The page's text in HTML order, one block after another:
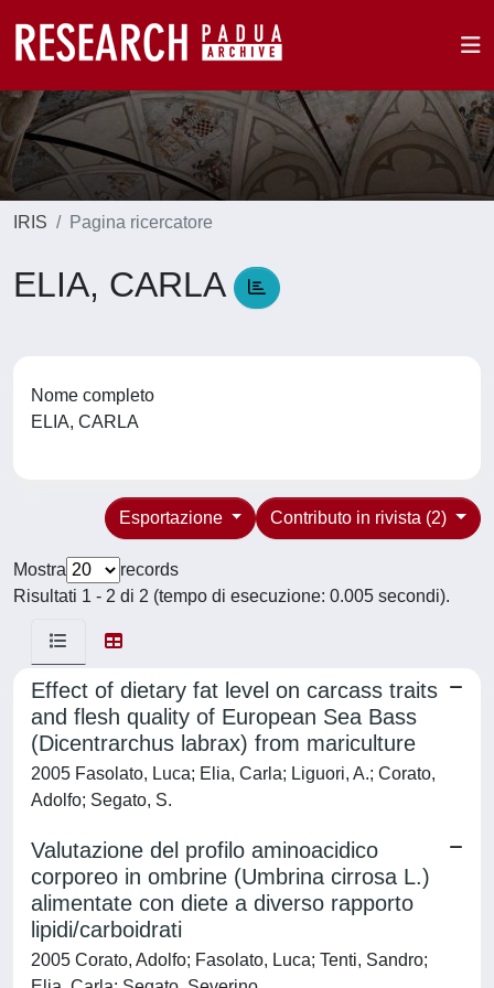
IRIS Pagina ricercatore
ELIA, CARLA
Nome completo
ELIA, CARLA
Contributo in rivista (2)
Esportazione
Mostra
records
Risultati 1 - 2 di 2 (tempo di esecuzione: 0.005 secondi).
Effect of dietary fat level on carcass traits
and flesh quality of European Sea Bass
(Dicentrarchus labrax) from mariculture
2005 Fasolato, Luca; Elia, Carla; Liguori, A.; Corato,
Adolfo; Segato, S.
Valutazione del profilo aminoacidico
corporeo in ombrine (Umbrina cirrosa L.)
alimentate con diete a diverso rapporto
lipidi/carboidrati
2005 Corato, Adolfo; Fasolato, Luca; Tenti, Sandro;